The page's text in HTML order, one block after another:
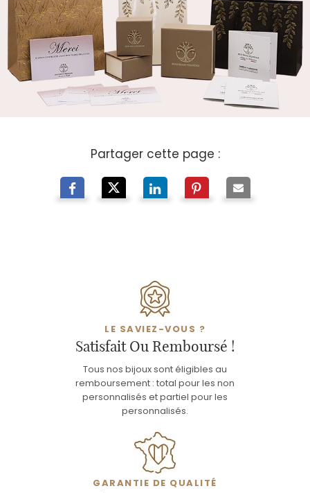
Partager cette page :
LE SAVIEZ-VOUS ?
Satisfait Ou Remboursé !
Tous nos bijoux sont éligibles au
remboursement : total pour les non
personnalisés et partiel pour les
personnalisés.
GARANTIE DE QUALITÉ